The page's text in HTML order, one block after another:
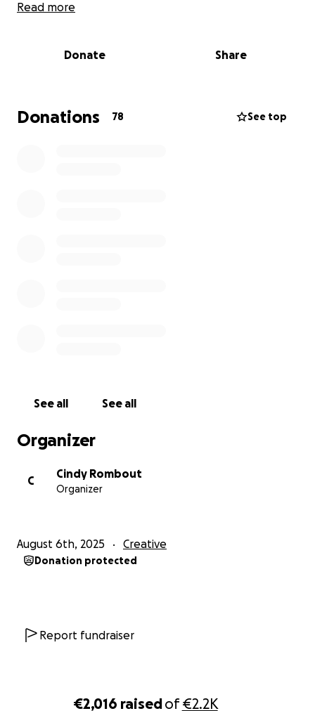
€2,016 raisedof€2.2K
Daarom zijn we deze actie gestart: Help Mees aan
stap dichter bij een nieuwe start. Zodat hij snel weer
Alvast ontzettend bedankt voor je steun!
Read more
Donate Share
Donations 78 See top
See all See all
Organizer
C
Cindy Rombout
Organizer
August 6th, 2025 Creative
Donation protected
Report fundraiser